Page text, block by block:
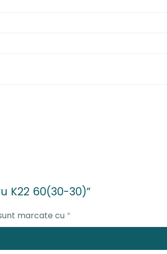
K22 60(30-30)”
marcate cu *